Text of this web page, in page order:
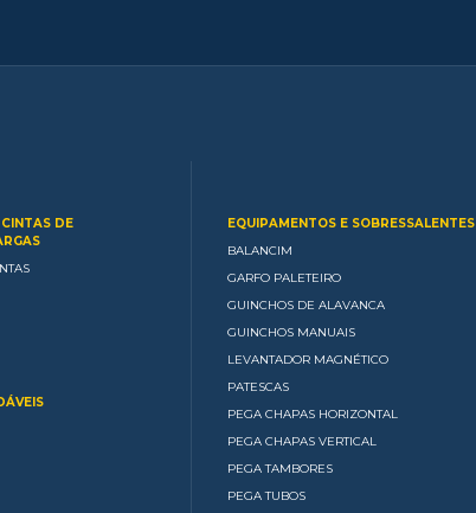
DE
EQUIPAMENTOS E SOBRESSALENTES
BALANCIM
GARFO PALETEIRO
GUINCHOS DE ALAVANCA
GUINCHOS MANUAIS
LEVANTADOR MAGNÉTICO
PATESCAS
PEGA CHAPAS HORIZONTAL
PEGA CHAPAS VERTICAL
PEGA TAMBORES
PEGA TUBOS